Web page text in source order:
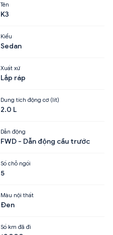
Tên
K3
Kiểu
Sedan
Xuất xứ
Lắp ráp
Dung tích động cơ (lít)
2.0 L
Dẫn động
FWD - Dẫn động cầu trước
Số chỗ ngồi
5
Màu nội thất
Đen
Số km đã đi